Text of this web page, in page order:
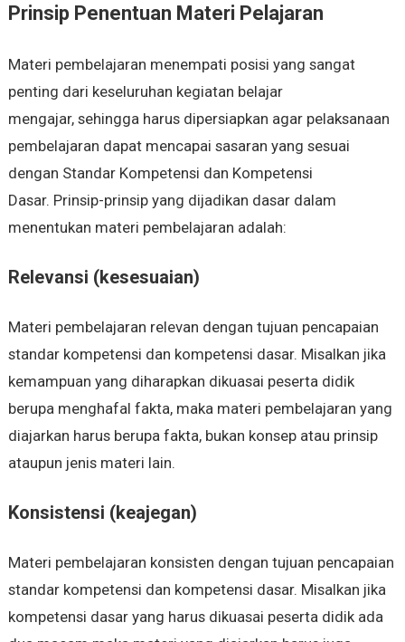
Prinsip Penentuan Materi Pelajaran
Materi pembelajaran menempati posisi yang sangat
penting dari keseluruhan kegiatan belajar
mengajar, sehingga harus dipersiapkan agar pelaksanaan
pembelajaran dapat mencapai sasaran yang sesuai
dengan Standar Kompetensi dan Kompetensi
Dasar. Prinsip-prinsip yang dijadikan dasar dalam
menentukan materi pembelajaran adalah:
Relevansi (kesesuaian)
Materi pembelajaran relevan dengan tujuan pencapaian
standar kompetensi dan kompetensi dasar. Misalkan jika
kemampuan yang diharapkan dikuasai peserta didik
berupa menghafal fakta, maka materi pembelajaran yang
diajarkan harus berupa fakta, bukan konsep atau prinsip
ataupun jenis materi lain.
Konsistensi (keajegan)
Materi pembelajaran konsisten dengan tujuan pencapaian
standar kompetensi dan kompetensi dasar. Misalkan jika
kompetensi dasar yang harus dikuasai peserta didik ada